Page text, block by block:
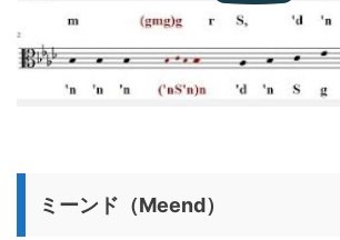
ミーンド（Meend）